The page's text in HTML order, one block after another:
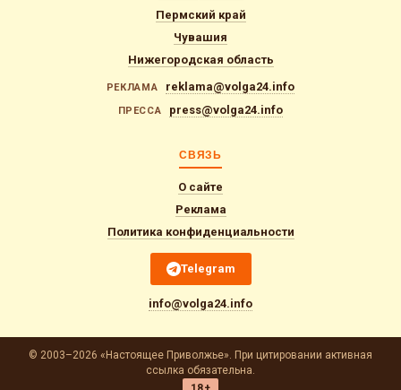
Пермский край
Чувашия
Нижегородская область
РЕКЛАМА reklama@volga24.info
ПРЕССА press@volga24.info
СВЯЗЬ
О сайте
Реклама
Политика конфиденциальности
Telegram
info@volga24.info
© 2003–2026 «Настоящее Приволжье». При цитировании активная
ссылка обязательна.